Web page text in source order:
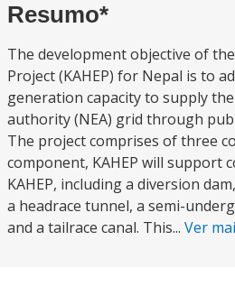
Resumo*
The development objective of
Project (KAHEP) for Nepal is to
generation capacity to supply
authority (NEA) grid through
The project comprises of three
component, KAHEP will support
KAHEP, including a diversion
a headrace tunnel, a semi-
and a tailrace canal. This... Ver